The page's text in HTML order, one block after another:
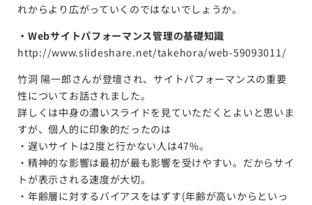
れからより広がっていくのではないでしょうか。
・Webサイトパフォーマンス管理の基礎知識
http://www.slideshare.net/takehora/web-59093011/
竹洞 陽一郎さんが登壇され、サイトパフォーマンスの重要
性についてお話されました。
詳しくは中身の濃いスライドを見ていただくとよいと思いま
すが、個人的に印象的だったのは
・遅いサイトは2度と行かない人は47%。
・精神的な影響は最初が最も影響を受けやすい。だからサイ
トが表示される速度が大切。
・年齢層に対するバイアスをはずす(年齢が高いからといっ